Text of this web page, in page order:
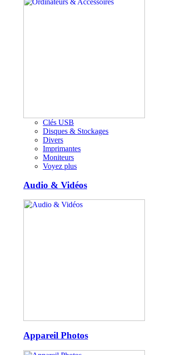
Clés USB
Disques & Stockages
Divers
Imprimantes
Moniteurs
Voyez plus
Audio & Vidéos
Appareil Photos